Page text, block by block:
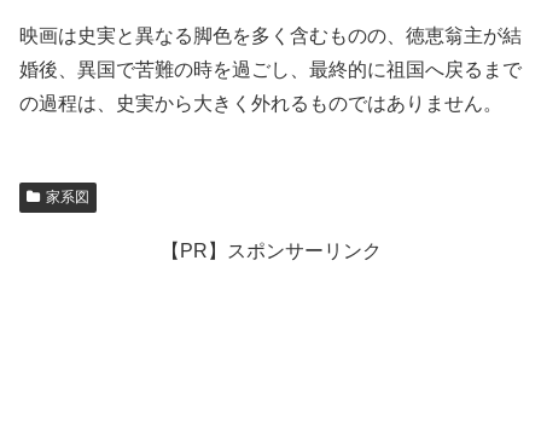
映画は史実と異なる脚色を多く含むものの、徳恵翁主が結
婚後、異国で苦難の時を過ごし、最終的に祖国へ戻るまで
の過程は、史実から大きく外れるものではありません。
家系図
【PR】スポンサーリンク